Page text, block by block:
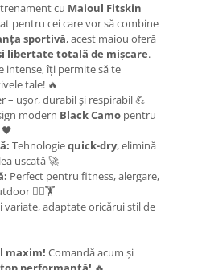
cu Maioul Fitskin
pentru cei care vor să combine
sportivă, acest maiou oferă
libertate totală de mișcare.
intense, îți permite să te
tale! 🔥
– ușor, durabil și respirabil 💪
modern Black Camo pentru
Tehnologiequick-dry, elimină
uscată 🚀
Perfect pentru fitness, alergare,
🏃‍♂️🏋️
variate, adaptate oricărui stil de
maxim! Comandă acum și